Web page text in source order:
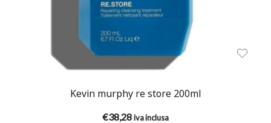
Kevin murphy re store 200ml
€38,28iva inclusa